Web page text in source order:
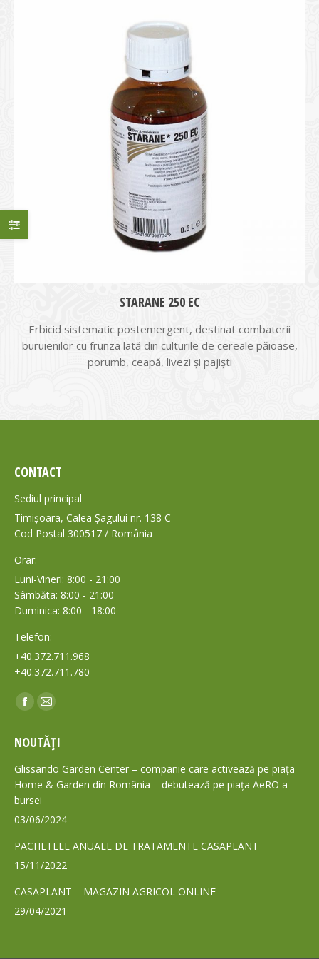
STARANE 250 EC
Erbicid sistematic postemergent, destinat combaterii
buruienilor cu frunza lată din culturile de cereale păioase,
porumb, ceapă, livezi şi pajişti
CONTACT
Sediul principal
Timișoara, Calea Șagului nr. 138 C
Cod Poștal 300517 / România
Orar:
Luni-Vineri: 8:00 - 21:00
Sâmbăta: 8:00 - 21:00
Duminica: 8:00 - 18:00
Telefon:
+40.372.711.968
+40.372.711.780
Find us on:
Facebook
opens
in
new
window
Mail
opens
in
new
NOUTĂȚI
Glissando Garden Center – companie care activează pe piața
Home & Garden din România – debutează pe piața AeRO a
bursei
03/06/2024
PACHETELE ANUALE DE TRATAMENTE CASAPLANT
15/11/2022
CASAPLANT – MAGAZIN AGRICOL ONLINE
29/04/2021